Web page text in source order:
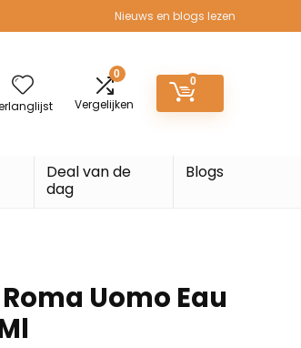
Nieuws en blogs lezen
0
Vergelijken
0
Deal van de
dag
Blogs
Uomo Eau